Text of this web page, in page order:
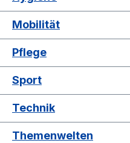
Mobilität
Pflege
Sport
Technik
Themenwelten